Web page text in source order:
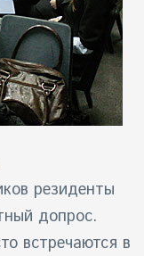
резиденты
допрос.
встречаются в